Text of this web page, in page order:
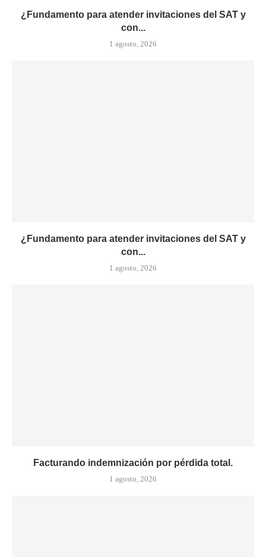
¿Fundamento para atender invitaciones del SAT y
con...
1 agosto, 2026
¿Fundamento para atender invitaciones del SAT y
con...
1 agosto, 2026
Facturando indemnización por pérdida total.
1 agosto, 2026